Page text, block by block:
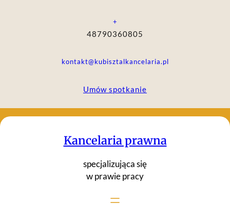
+
48790360805
kontakt@kubisztalkancelaria.pl
Umów spotkanie
Kancelaria prawna
specjalizująca się
w prawie pracy